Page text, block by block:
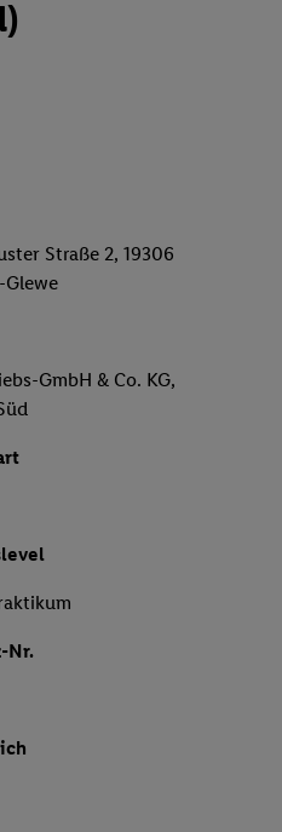
Straße 2, 19306
GmbH & Co. KG,
Nr.